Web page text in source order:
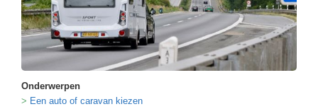
Onderwerpen
Een auto of caravan kiezen